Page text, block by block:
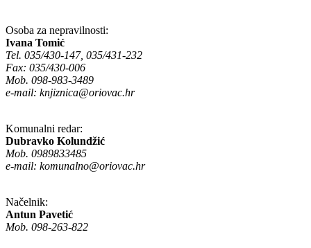
Osoba za nepravilnosti:
Ivana Tomić
Tel. 035/430-147, 035/431-232
Fax: 035/430-006
Mob. 098-983-3489
e-mail: knjiznica@oriovac.hr
Komunalni redar:
Dubravko Kolundžić
Mob. 0989833485
e-mail: komunalno@oriovac.hr
Načelnik:
Antun Pavetić
Mob. 098-263-822